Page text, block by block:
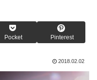
Pocket Pinterest
2018.02.02